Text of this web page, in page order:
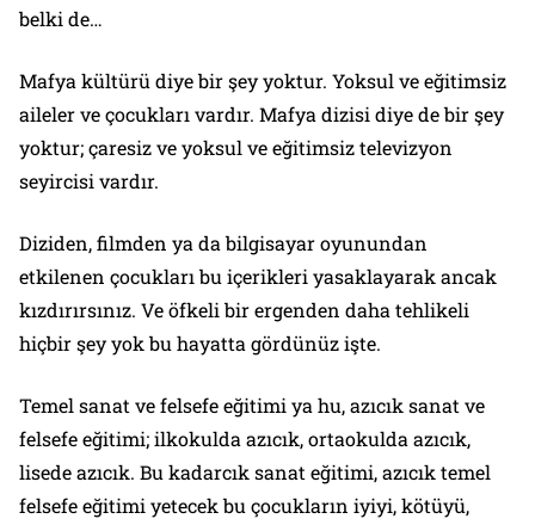
belki de…
Mafya kültürü diye bir şey yoktur. Yoksul ve eğitimsiz
aileler ve çocukları vardır. Mafya dizisi diye de bir şey
yoktur; çaresiz ve yoksul ve eğitimsiz televizyon
seyircisi vardır.
Diziden, filmden ya da bilgisayar oyunundan
etkilenen çocukları bu içerikleri yasaklayarak ancak
kızdırırsınız. Ve öfkeli bir ergenden daha tehlikeli
hiçbir şey yok bu hayatta gördünüz işte.
Temel sanat ve felsefe eğitimi ya hu, azıcık sanat ve
felsefe eğitimi; ilkokulda azıcık, ortaokulda azıcık,
lisede azıcık. Bu kadarcık sanat eğitimi, azıcık temel
felsefe eğitimi yetecek bu çocukların iyiyi, kötüyü,